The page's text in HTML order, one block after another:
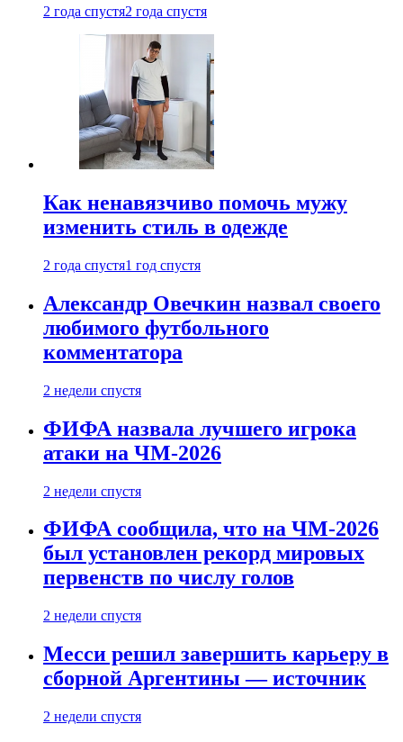
2 года спустя2 года спустя
Как ненавязчиво помочь мужу
изменить стиль в одежде
2 года спустя1 год спустя
Александр Овечкин назвал своего
любимого футбольного
комментатора
2 недели спустя
ФИФА назвала лучшего игрока
атаки на ЧМ-2026
2 недели спустя
ФИФА сообщила, что на ЧМ-2026
был установлен рекорд мировых
первенств по числу голов
2 недели спустя
Месси решил завершить карьеру в
сборной Аргентины — источник
2 недели спустя